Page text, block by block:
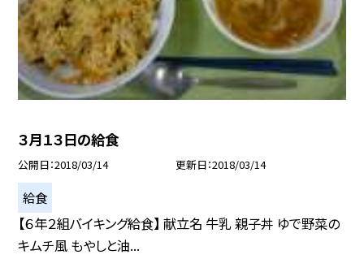
３月１３日の給食
公開日 2018/03/14 更新日 2018/03/14
給食
【６年２組バイキング給食】 献立名 牛乳 親子丼 ゆで野菜の
キムチ風 もやしと油...